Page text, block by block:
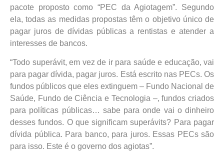
pacote proposto como “PEC da Agiotagem”. Segundo
ela, todas as medidas propostas têm o objetivo único de
pagar juros de dívidas públicas a rentistas e atender a
interesses de bancos.
“Todo superávit, em vez de ir para saúde e educação, vai
para pagar dívida, pagar juros. Está escrito nas PECs. Os
fundos públicos que eles extinguem – Fundo Nacional de
Saúde, Fundo de Ciência e Tecnologia –, fundos criados
para políticas públicas… sabe para onde vai o dinheiro
desses fundos. O que significam superávits? Para pagar
dívida pública. Para banco, para juros. Essas PECs são
para isso. Este é o governo dos agiotas”.